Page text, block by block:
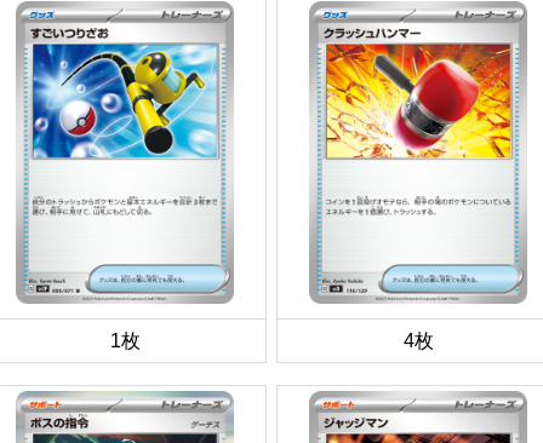
1枚 4枚